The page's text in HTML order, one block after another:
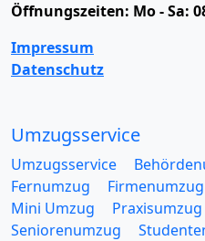
Öffnungszeiten: Mo - Sa:
Impressum
Datenschutz
Umzugsservice
Umzugsservice
Fernumzug
Firmenumzug
Mini Umzug
Praxisumzug
Seniorenumzug